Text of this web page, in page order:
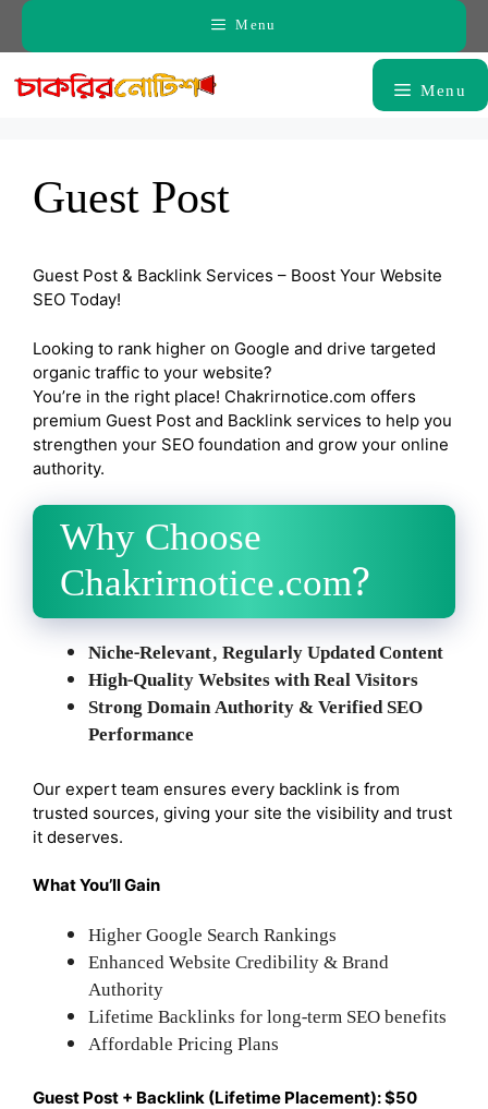
Skip
Menu
Menu
Guest Post
Guest Post & Backlink Services – Boost Your Website
SEO Today!
Looking to rank higher on Google and drive targeted
organic traffic to your website?
You’re in the right place! Chakrirnotice.com offers
premium Guest Post and Backlink services to help you
strengthen your SEO foundation and grow your online
authority.
Why Choose
Chakrirnotice.com?
Niche-Relevant, Regularly Updated Content
High-Quality Websites with Real Visitors
Strong Domain Authority & Verified SEO
Performance
Our expert team ensures every backlink is from
trusted sources, giving your site the visibility and trust
it deserves.
What You’ll Gain
Higher Google Search Rankings
Enhanced Website Credibility & Brand
Authority
Lifetime Backlinks for long-term SEO benefits
Affordable Pricing Plans
Guest Post + Backlink (Lifetime Placement): $50